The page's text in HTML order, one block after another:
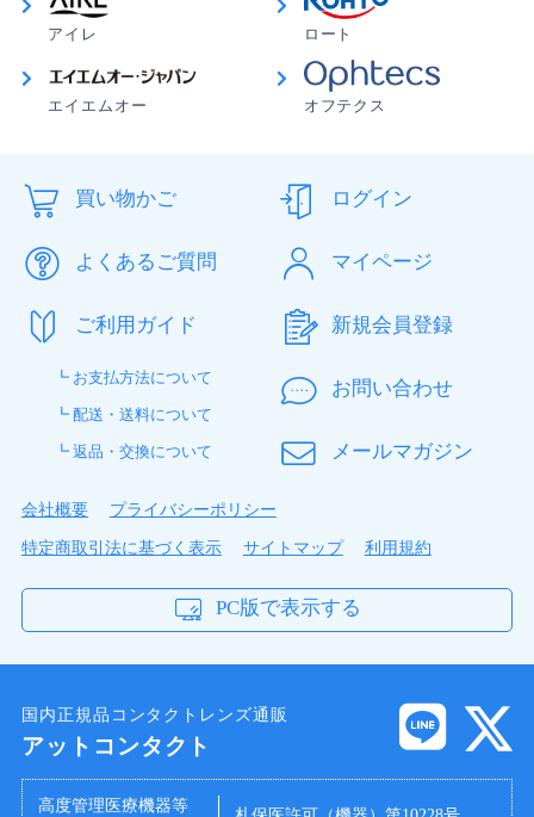
アイレ ロート
エイエムオー オフテクス
買い物かご
よくあるご質問
ご利用ガイド
┗ お支払方法について
┗ 配送・送料について
┗ 返品・交換について
ログイン
マイページ
新規会員登録
お問い合わせ
メールマガジン
会社概要
プライバシーポリシー
特定商取引法に基づく表示
サイトマップ 利用規約
PC版で表示する
国内正規品コンタクトレンズ通販
アットコンタクト
高度管理医療機器等